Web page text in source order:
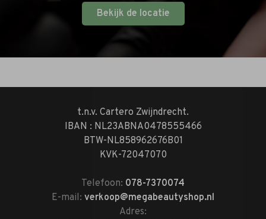
Bekijk de locatie
t.n.v. Cartero Zwijndrecht.
IBAN : NL23ABNA0478555466
BTW-NL858962676B01
KVK-72047070
Telefoon: 078-7370074
E-mail: verkoop@megabeautyshop.nl
Adres: